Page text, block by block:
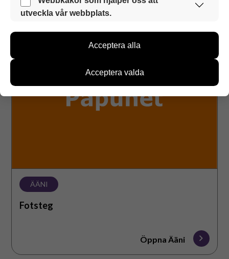
Fotsteg
ÄÄNI
Fotsteg
Öppna Ääni
webbplats kan användas smidigt och säkert.
utveckla vår webbplats.
hjälp av informationen kan vi utveckla vår
Information samlas in till exempel om antalet
besökare och om vilka sidor som används samt hur
personuppgifter som namn och informationen kan
inte kopplas till enskilda användare.
Acceptera alla
Acceptera valda